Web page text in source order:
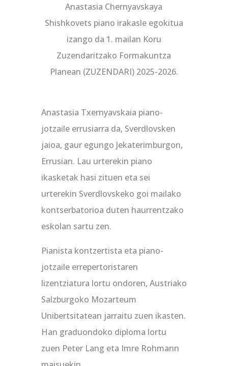
Anastasia Chernyavskaya
Shishkovets piano irakasle egokitua
izango da 1. mailan Koru
Zuzendaritzako Formakuntza
Planean (ZUZENDARI) 2025-2026.
Anastasia Txernyavskaia piano-
jotzaile errusiarra da, Sverdlovsken
jaioa, gaur egungo Jekaterimburgon,
Errusian. Lau urterekin piano
ikasketak hasi zituen eta sei
urterekin Sverdlovskeko goi mailako
kontserbatorioa duten haurrentzako
eskolan sartu zen.
Pianista kontzertista eta piano-
jotzaile errepertoristaren
lizentziatura lortu ondoren, Austriako
Salzburgoko Mozarteum
Unibertsitatean jarraitu zuen ikasten.
Han graduondoko diploma lortu
zuen Peter Lang eta Imre Rohmann